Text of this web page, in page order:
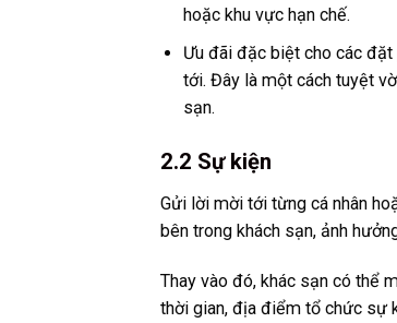
hoặc khu vực hạn chế.
Ưu đãi đặc biệt cho các
tới. Đây là một cách tuyệt
sạn.
2.2 Sự kiện
Gửi lời mời tới từng cá nhân
bên trong khách sạn, ảnh
Thay vào đó, khác sạn có thể
thời gian, địa điểm tổ chức sự